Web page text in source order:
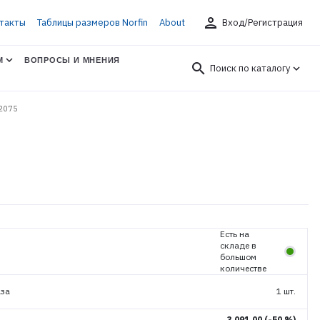
Таблицы размеров Norfin About person Вход/Регистрация
ВОПРОСЫ И МНЕНИЯ
search Поиск по каталогу
Есть на
складе в
большом
количестве
1 шт.